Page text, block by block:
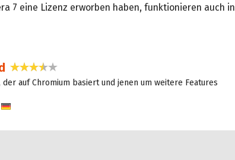
7 eine Lizenz erworben haben, funktionieren auch in
3,4 Sterne
auf Chromium basiert und jenen um weitere Features